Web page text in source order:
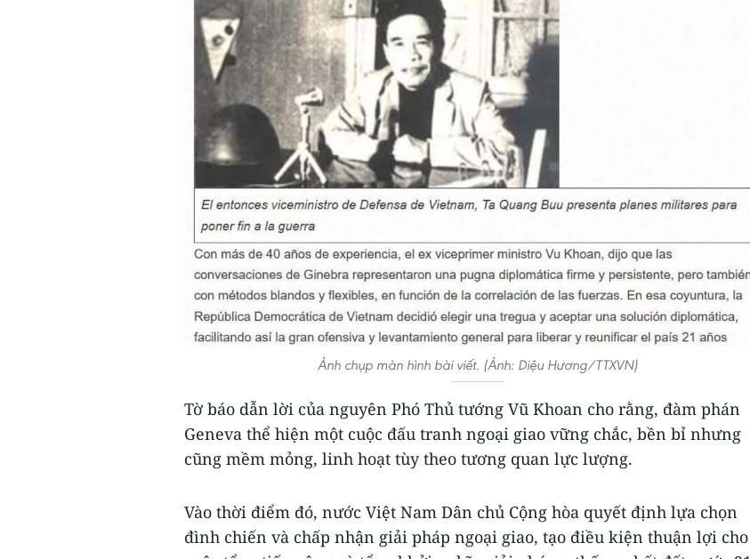
Ảnh chụp màn hình bài viết. (Ảnh: Diệu Hương/TTXVN)
Tờ báo dẫn lời của nguyên Phó Thủ tướng Vũ Khoan cho rằng, đàm phán
Geneva thể hiện một cuộc đấu tranh ngoại giao vững chắc, bền bỉ nhưng
cũng mềm mỏng, linh hoạt tùy theo tương quan lực lượng.
Vào thời điểm đó, nước Việt Nam Dân chủ Cộng hòa quyết định lựa chọn
đình chiến và chấp nhận giải pháp ngoại giao, tạo điều kiện thuận lợi cho